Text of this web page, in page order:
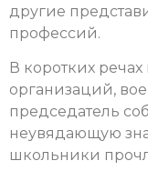
другие
профессий.
В коротких
организаций,
председатель
неувядающую
школьники